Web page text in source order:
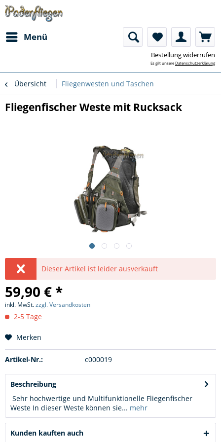
Menü
Bestellung widerrufen
Es gilt unsereDatenschutzerklärung
Übersicht Fliegenwesten und Taschen
Fliegenfischer Weste mit Rucksack
Dieser Artikel ist leider ausverkauft
59,90 € *
inkl. MwSt.zzgl. Versandkosten
2-5 Tage
Merken
Artikel-Nr.: c000019
Beschreibung
Sehr hochwertige und Multifunktionelle Fliegenfischer
Weste In dieser Weste können sie... mehr
Kunden kauften auch